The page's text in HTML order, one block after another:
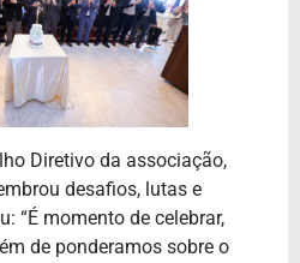
Diretivo da associação,
desafios, lutas e
“É momento de celebrar,
de ponderamos sobre o